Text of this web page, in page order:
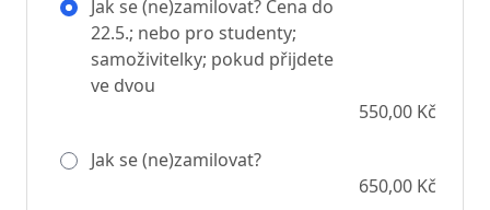
Jak se (ne)zamilovat? Cena do
22.5.; nebo pro studenty;
samoživitelky; pokud přijdete
ve dvou
550,00 Kč
Jak se (ne)zamilovat?
650,00 Kč